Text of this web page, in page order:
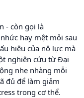
- còn gọi là
hay mệt mỏi sau
hiệu của nỗ lực mà
nghiên cứu từ Đại
nhẹ nhàng mỗi
đủ để làm giảm
trong cơ thể.